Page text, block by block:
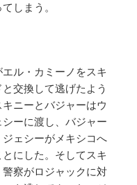
しまう。
ル・カミーノをスキ
交換して逃げたよう
ニーとバジャーはウ
ーに渡し、バジャー
ェシーがメキシコへ
にした。そしてスキ
察がロジャックに対